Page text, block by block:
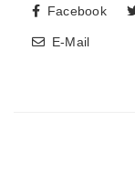
Facebook
E-Mail